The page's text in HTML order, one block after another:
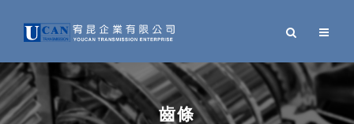
齒條